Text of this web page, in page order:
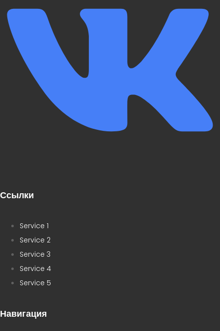
Ссылки
Service 1
Service 2
Service 3
Service 4
Service 5
Навигация